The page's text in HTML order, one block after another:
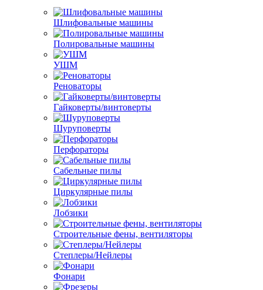
Шлифовальные машины
Полировальные машины
УШМ
Реноваторы
Гайковерты/винтоверты
Шуруповерты
Перфораторы
Сабельные пилы
Циркулярные пилы
Лобзики
Строительные фены, вентиляторы
Степлеры/Нейлеры
Фонари